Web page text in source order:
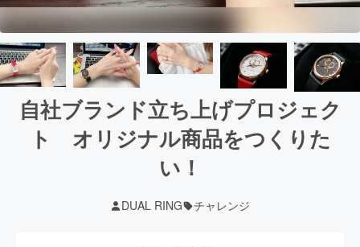
自社ブランド立ち上げプロジェク
ト オリジナル商品をつくりた
い！
DUAL RING チャレンジ